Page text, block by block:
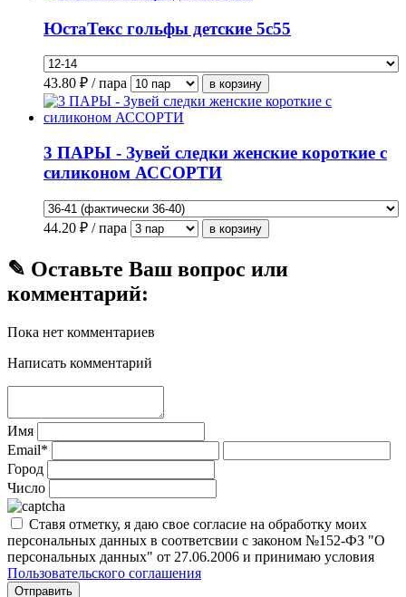
ЮстаТекс гольфы детские 5с55
43.80 ₽ / пара
3 ПАРЫ - Зувей следки женские короткие с
силиконом АССОРТИ
44.20 ₽ / пара
✎ Оставьте Ваш вопрос или
комментарий:
Пока нет комментариев
Написать комментарий
Имя
Email*
Город
Число
Ставя отметку, я даю свое согласие на обработку моих
персональных данных в соответсвии с законом №152-ФЗ "О
персональных данных" от 27.06.2006 и принимаю условия
Пользовательского соглашения